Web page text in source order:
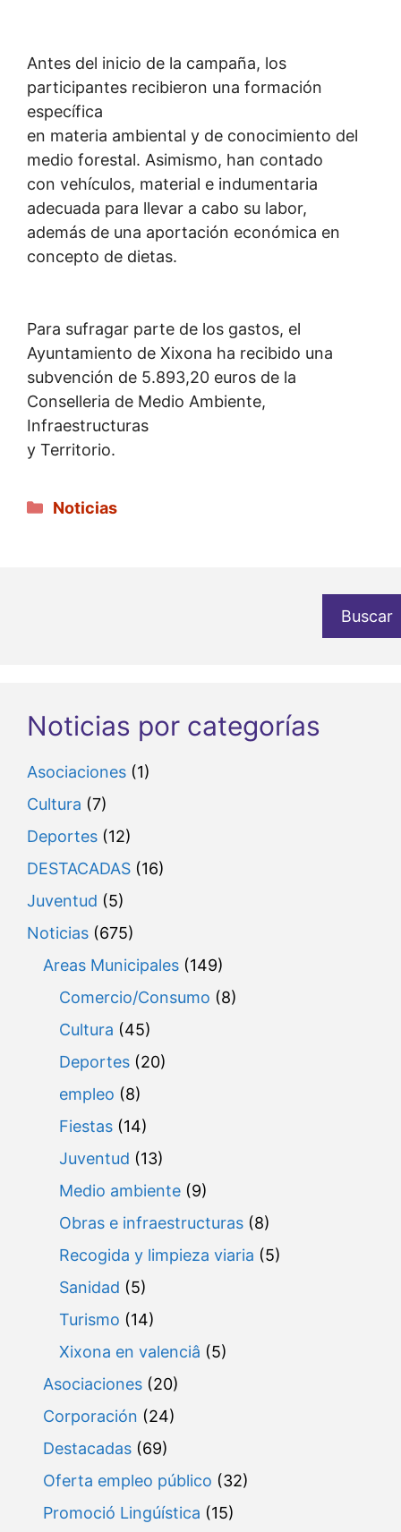
Antes del inicio de la campaña, los
participantes recibieron una formación
específica
en materia ambiental y de conocimiento del
medio forestal. Asimismo, han contado
con vehículos, material e indumentaria
adecuada para llevar a cabo su labor,
además de una aportación económica en
concepto de dietas.
Para sufragar parte de los gastos, el
Ayuntamiento de Xixona ha recibido una
subvención de 5.893,20 euros de la
Conselleria de Medio Ambiente,
Infraestructuras
y Territorio.
Categorías
Noticias
Buscar
Noticias por categorías
Asociaciones (1)
Cultura (7)
Deportes (12)
DESTACADAS (16)
Juventud (5)
Noticias (675)
Areas Municipales (149)
Comercio/Consumo (8)
Cultura (45)
Deportes (20)
empleo (8)
Fiestas (14)
Juventud (13)
Medio ambiente (9)
Obras e infraestructuras (8)
Recogida y limpieza viaria (5)
Sanidad (5)
Turismo (14)
Xixona en valenciâ (5)
Asociaciones (20)
Corporación (24)
Destacadas (69)
Oferta empleo público (32)
Promoció Lingúística (15)